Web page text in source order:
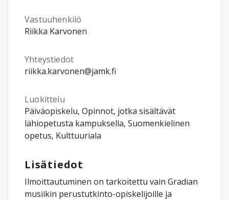
Vastuuhenkilö
Riikka Karvonen
Yhteystiedot
riikka.karvonen@jamk.fi
Luokittelu
Päiväopiskelu, Opinnot, jotka sisältävät
lähiopetusta kampuksella, Suomenkielinen
opetus, Kulttuuriala
Lisätiedot
Ilmoittautuminen on tarkoitettu vain Gradian
musiikin perustutkinto-opiskelijoille ja